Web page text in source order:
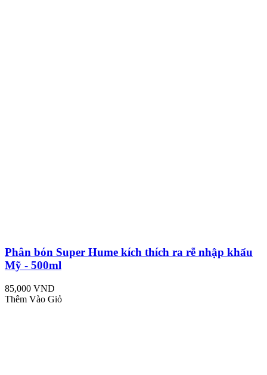
Phân bón Super Hume kích thích ra rễ nhập khẩu
Mỹ - 500ml
85,000 VND
Thêm Vào Giỏ